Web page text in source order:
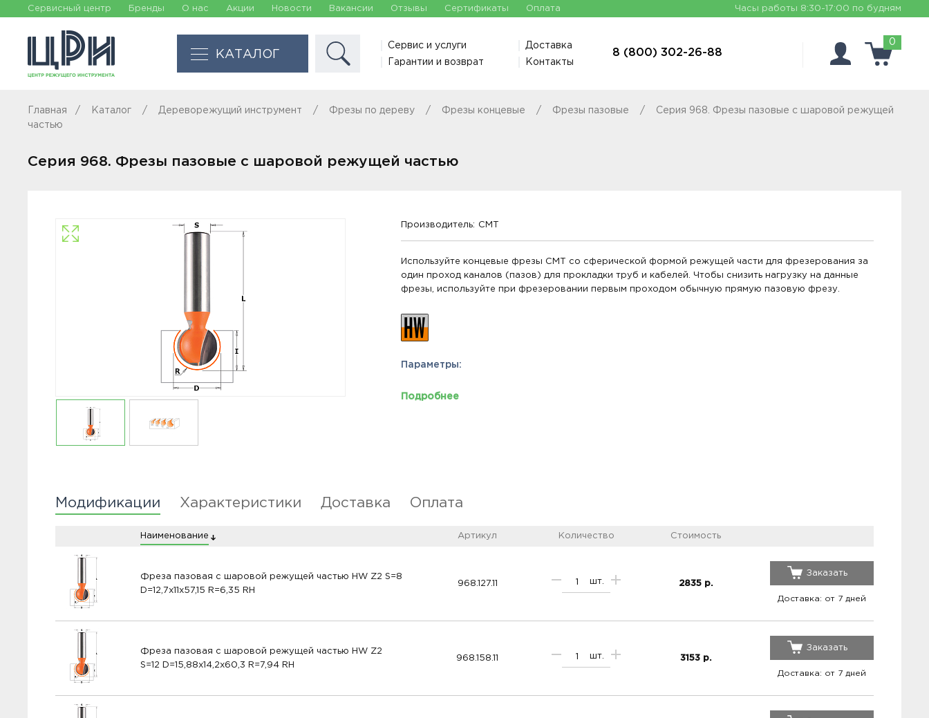
Сервисный центр Бренды О нас Акции Новости Вакансии Отзывы Сертификаты Оплата Часы работы 8:30-17:00 по будням
КАТАЛОГ
Сервис и услуги
Гарантии и возврат
Доставка
Контакты
8 (800) 302-26-88
0
Главная Каталог Дереворежущий инструмент Фрезы по дереву Фрезы концевые Фрезы пазовые
Серия 968. Фрезы пазовые с шаровой режущей
частью
Серия 968. Фрезы пазовые с шаровой режущей частью
Производитель: CMT
Используйте концевые фрезы СМТ со сферической формой режущей части для фрезерования за
один проход каналов (пазов) для прокладки труб и кабелей. Чтобы снизить нагрузку на данные
фрезы, используйте при фрезеровании первым проходом обычную прямую пазовую фрезу.
Параметры:
Подробнее
Модификации Характеристики Доставка Оплата
Наименование Артикул Количество Стоимость
Фреза пазовая с шаровой режущей частью HW Z2 S=8
D=12,7x11x57,15 R=6,35 RH
968.127.11 шт. 2835 р.
Заказать
Доставка: от 7 дней
Фреза пазовая с шаровой режущей частью HW Z2
S=12 D=15,88x14,2x60,3 R=7,94 RH
968.158.11 шт. 3153 р.
Заказать
Доставка: от 7 дней